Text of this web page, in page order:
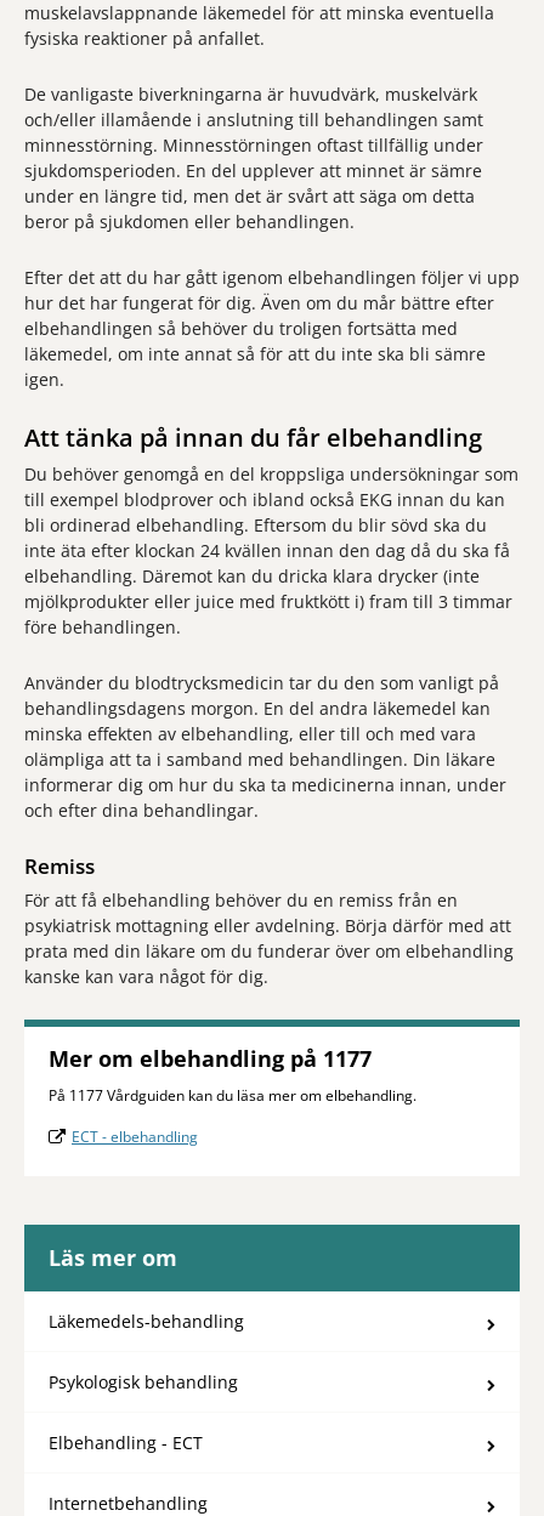
muskelavslappnande läkemedel för att minska eventuella
fysiska reaktioner på anfallet.
De vanligaste biverkningarna är huvudvärk, muskelvärk
och/eller illamående i anslutning till behandlingen samt
minnesstörning. Minnesstörningen oftast tillfällig under
sjukdomsperioden. En del upplever att minnet är sämre
under en längre tid, men det är svårt att säga om detta
beror på sjukdomen eller behandlingen.
Efter det att du har gått igenom elbehandlingen följer vi upp
hur det har fungerat för dig. Även om du mår bättre efter
elbehandlingen så behöver du troligen fortsätta med
läkemedel, om inte annat så för att du inte ska bli sämre
igen.
Att tänka på innan du får elbehandling
Du behöver genomgå en del kroppsliga undersökningar som
till exempel blodprover och ibland också EKG innan du kan
bli ordinerad elbehandling. Eftersom du blir sövd ska du
inte äta efter klockan 24 kvällen innan den dag då du ska få
elbehandling. Däremot kan du dricka klara drycker (inte
mjölkprodukter eller juice med fruktkött i) fram till 3 timmar
före behandlingen.
Använder du blodtrycksmedicin tar du den som vanligt på
behandlingsdagens morgon. En del andra läkemedel kan
minska effekten av elbehandling, eller till och med vara
olämpliga att ta i samband med behandlingen. Din läkare
informerar dig om hur du ska ta medicinerna innan, under
och efter dina behandlingar.
Remiss
För att få elbehandling behöver du en remiss från en
psykiatrisk mottagning eller avdelning. Börja därför med att
prata med din läkare om du funderar över om elbehandling
kanske kan vara något för dig.
Mer om elbehandling på 1177
På 1177 Vårdguiden kan du läsa mer om elbehandling.
ECT - elbehandling
Läs mer om
Läkemedels-behandling
Psykologisk behandling
Elbehandling - ECT
Internetbehandling